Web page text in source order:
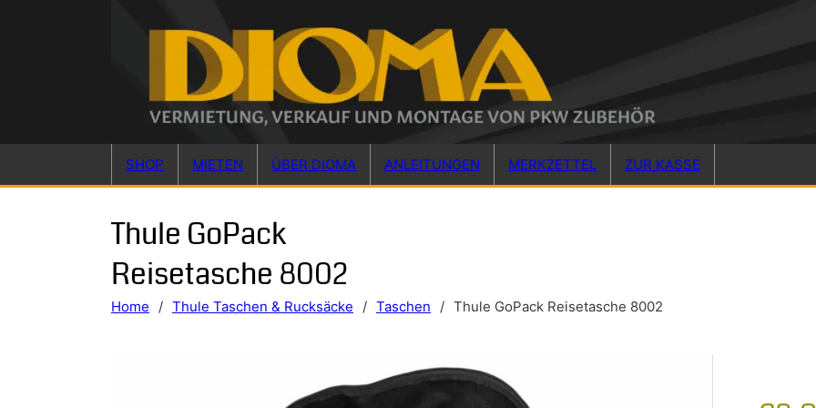
SHOP MIETEN ÜBER DIOMA ANLEITUNGEN MERKZETTEL ZUR KASSE
Thule GoPack
Reisetasche 8002
Home / Thule Taschen & Rucksäcke / Taschen / Thule GoPack Reisetasche 8002